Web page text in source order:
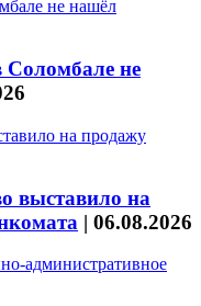
не
выставило на
| 06.08.2026